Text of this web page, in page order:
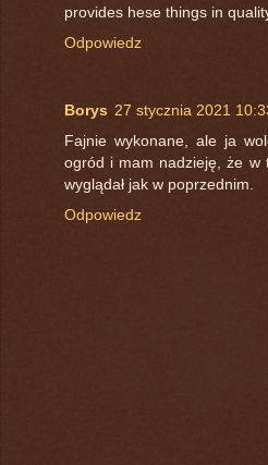
provides hese things in
Odpowiedz
Borys 27 stycznia 2021
Fajnie wykonane, ale ja
ogród i mam nadzieję, że w
wyglądał jak w poprzednim.
Odpowiedz